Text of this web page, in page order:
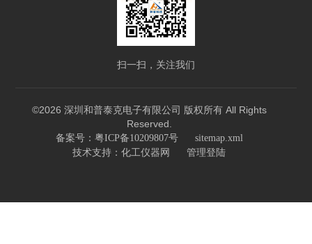
扫一扫，关注我们
©2026 深圳和普泰克电子有限公司 版权所有 All Rights
Reserved.
备案号：粤ICP备10209807号 sitemap.xml
技术支持： 化工仪器网 管理登陆